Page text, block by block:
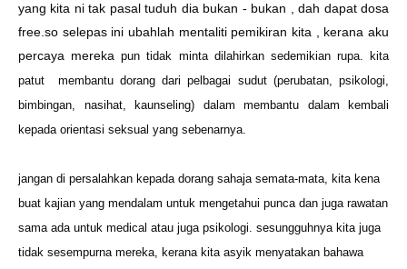
yang kita ni tak pasal tuduh dia bukan - bukan , dah dapat dosa
free.so selepas ini ubahlah mentaliti pemikiran kita , kerana aku
percaya merekapun tidak minta dilahirkan sedemikian rupa.
kita
patut membantu dorang dari pelbagai sudut (perubatan, psikologi,
bimbingan, nasihat, kaunseling) dalam membantu dalam kembali
kepada orientasi seksual yang sebenarnya.
jangan di persalahkan kepada dorang sahaja semata-mata, kita kena
buat kajian yang mendalam untuk mengetahui punca dan juga rawatan
sama ada untuk medical atau juga psikologi. sesungguhnya kita juga
tidak sesempurna mereka, kerana kita asyik menyatakan bahawa